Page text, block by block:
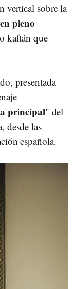
vertical sobre la
pleno
kaftán que
presentada
principal" del
desde las
española.